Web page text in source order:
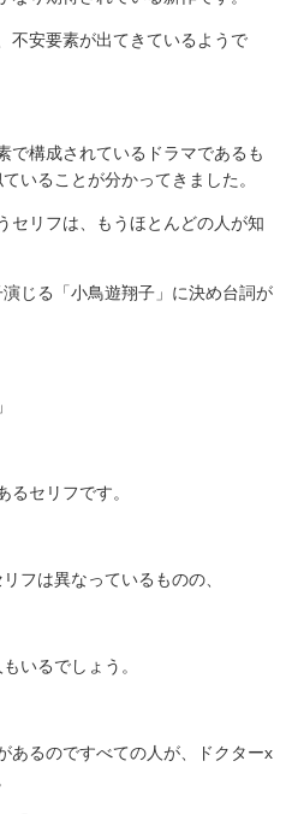
不安要素が出てきているようで
で構成されているドラマであるも
いることが分かってきました。
セリフは、もうほとんどの人が知
じる「小鳥遊翔子」に決め台詞が
るセリフです。
フは異なっているものの、
いるでしょう。
あるのですべての人が、ドクターx